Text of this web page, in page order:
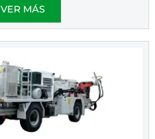
VER MÁS